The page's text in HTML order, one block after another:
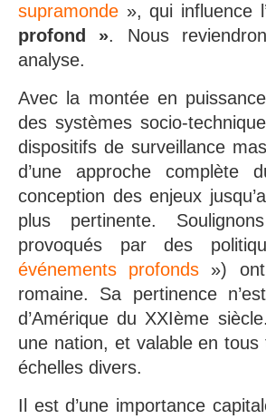
supramonde », qui influence
profond ». Nous
analyse.
Avec la montée en
des systèmes socio-
dispositifs de surveillance
d’une approche complète
conception des enjeux
plus pertinente.
provoqués par des
événements profonds ») ont
romaine. Sa pertinence
d’Amérique du XXIème
une nation, et valable en
échelles divers.
Il est d’une importance